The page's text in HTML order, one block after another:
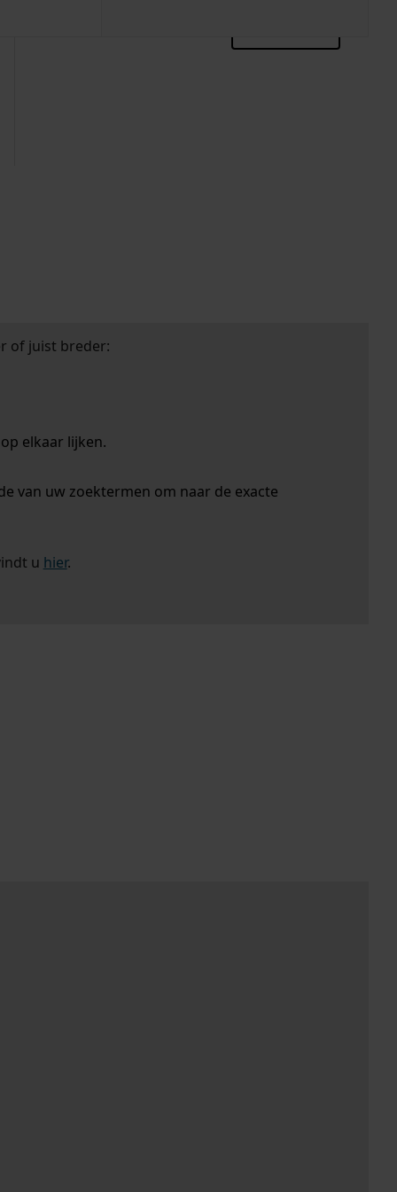
of juist breder:
elkaar lijken.
van uw zoektermen om naar de exacte
u hier.